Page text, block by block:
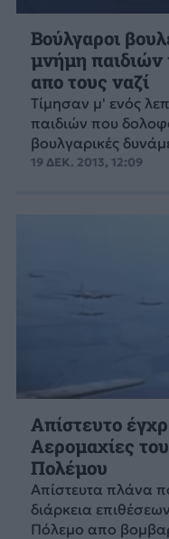
Βούλγαροι
μνήμη
απο τους ναζί
Tίμησαν μ' ενός
παιδιών που
βουλγαρικές
19 ΔΕΚ. 2013, 12:09
Απίστευτο
Αερομαχίες
Πολέμου
Απίστευτα πλάνα
διάρκεια
Πόλεμο απο